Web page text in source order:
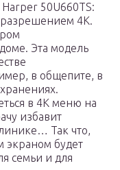
Harper 50U660TS:
4К.
Эта модель
в общепите, в
в 4К меню на
избавит
Так что,
экраном будет
семьи и для